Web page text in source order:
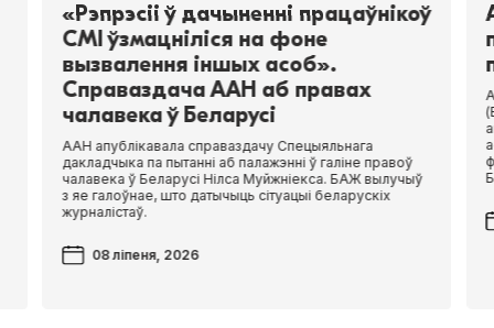
«Рэпрэсіі ў дачыненні працаўнікоў
СМІ ўзмацніліся на фоне
вызвалення іншых асоб».
Справаздача ААН аб правах
чалавека ў Беларусі
ААН апублікавала справаздачу Спецыяльнага
дакладчыка па пытанні аб палажэнні ў галіне правоў
чалавека ў Беларусі Нілса Муйжніекса. БАЖ вылучыў
з яе галоўнае, што датычыць сітуацыі беларускіх
журналістаў.
08 ліпеня, 2026